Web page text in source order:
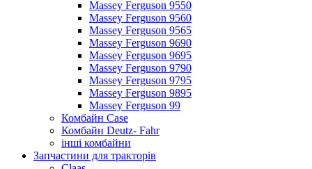
Massey Ferguson 9550
Massey Ferguson 9560
Massey Ferguson 9565
Massey Ferguson 9690
Massey Ferguson 9695
Massey Ferguson 9790
Massey Ferguson 9795
Massey Ferguson 9895
Massey Ferguson 99
Комбайн Case
Комбайн Deutz- Fahr
інші комбайни
Запчастини для тракторів